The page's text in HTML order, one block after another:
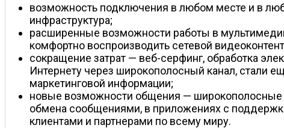
возможность подключения в любом месте и в
инфраструктура;
расширенные возможности работы в
комфортно воспроизводить сетевой
сокращение затрат — веб-серфинг, обработка
Интернету через широкополосный канал, стали
маркетинговой информации;
новые возможности общения — широкополосные
обмена сообщениями, в приложениях с
клиентами и партнерами по всему миру.